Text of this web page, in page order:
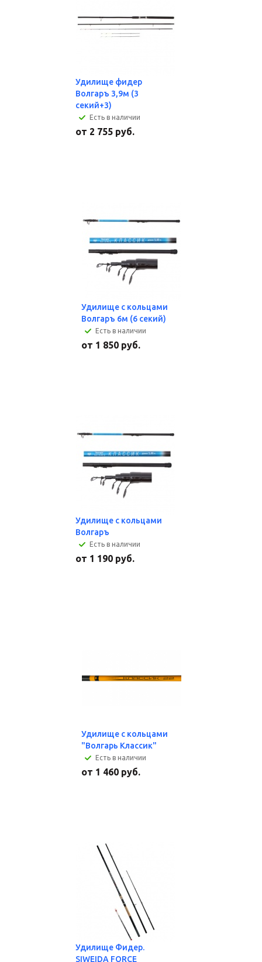
Удилище фидер
Волгаръ 3,9м (3
секий+3)
Есть в наличии
от 2 755 руб.
Удилище с кольцами
Волгаръ 6м (6 секий)
Есть в наличии
от 1 850 руб.
Удилище с кольцами
Волгаръ
Есть в наличии
от 1 190 руб.
Удилище с кольцами
"Волгарь Классик"
Есть в наличии
от 1 460 руб.
Удилище Фидер.
SIWEIDA FORCE